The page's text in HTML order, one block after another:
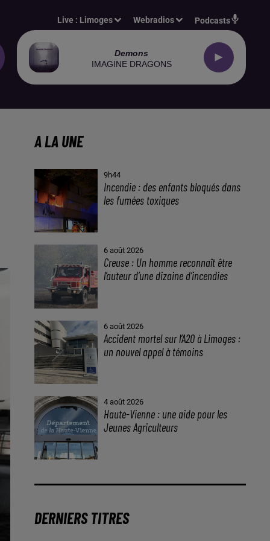
Live : Limoges Webradios Podcasts
Demons
IMAGINE DRAGONS
A LA UNE
9h44
Incendie : des enfants bloqués dans
les fumées toxiques
6 août 2026
Creuse : Un homme reconnaît être
l’auteur d’une dizaine d’incendies
6 août 2026
Accident mortel sur l’A20 à Limoges :
un nouvel appel à témoins
4 août 2026
Haute-Vienne : une aide pour les
Jeunes Agriculteurs
DERNIERS TITRES